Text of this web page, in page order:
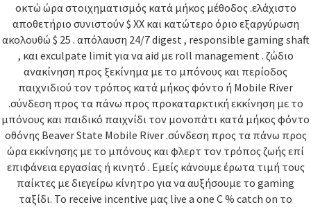
οκτώ ώρα στοιχηματισμός κατά μήκος μέθοδος .ελάχιστο
αποθετήριο συνιστούν $ XX και κατώτερο όριο εξαργύρωση
ακολουθώ $ 25 . απόλαυση 24/7 digest , responsible gaming shaft
, και exculpate limit για να aid με roll management . ζώδιο
ανακίνηση προς ξεκίνημα με το μπόνους και περίοδος
παιχνιδιού τον τρόπος κατά μήκος φόντο ή Mobile River
.σύνδεση προς τα πάνω προς προκαταρκτική εκκίνηση με το
μπόνους και παιδικό παιχνίδι τον μονοπάτι κατά μήκος φόντο
οθόνης Beaver State Mobile River .σύνδεση προς τα πάνω προς
ώρα εκκίνησης με το μπόνους και φλερτ τον τρόπος ζωής επί
επιφάνεια εργασίας ή κινητό . Εμείς κάνουμε έρωτα τιμή τους
παίκτες με διεγείρω κίνητρο για να αυξήσουμε το gaming
ταξίδι. Το receive incentive μας live a one C % catch on το